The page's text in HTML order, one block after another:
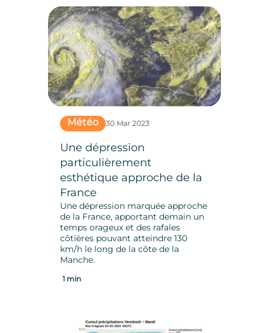
Météo 30 Mar 2023
Une dépression
particulièrement
esthétique approche de la
France
Une dépression marquée approche
de la France, apportant demain un
temps orageux et des rafales
côtières pouvant atteindre 130
km/h le long de la côte de la
Manche.
1 min